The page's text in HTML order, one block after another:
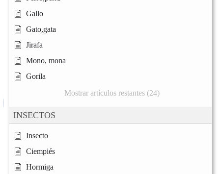
Gallo
Gato,gata
Jirafa
Mono, mona
Gorila
Mostrar artículos restantes (24)
INSECTOS
Insecto
Ciempiés
Hormiga